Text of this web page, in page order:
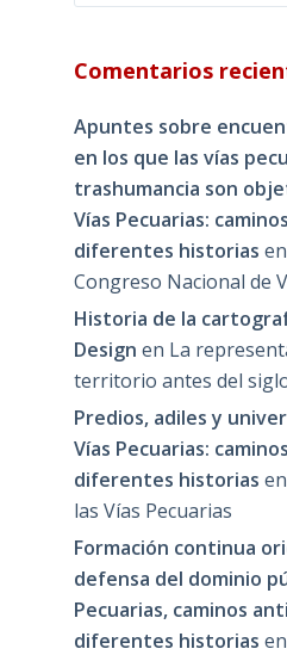
Comentarios
Apuntes sobre
en los que las vías
trashumancia son
Vías Pecuarias:
diferentes historias en
Congreso Nacional de
Historia de la
Design en La
territorio antes del
Predios, adiles y
Vías Pecuarias:
diferentes historias en
las Vías Pecuarias
Formación continua
defensa del dominio
Pecuarias, caminos
diferentes historias en